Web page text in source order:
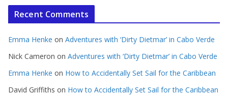
Recent Comments
Emma Henke on Adventures with ‘Dirty Dietmar’ in Cabo Verde
Nick Cameron on Adventures with ‘Dirty Dietmar’ in Cabo Verde
Emma Henke on How to Accidentally Set Sail for the Caribbean
David Griffiths on How to Accidentally Set Sail for the Caribbean